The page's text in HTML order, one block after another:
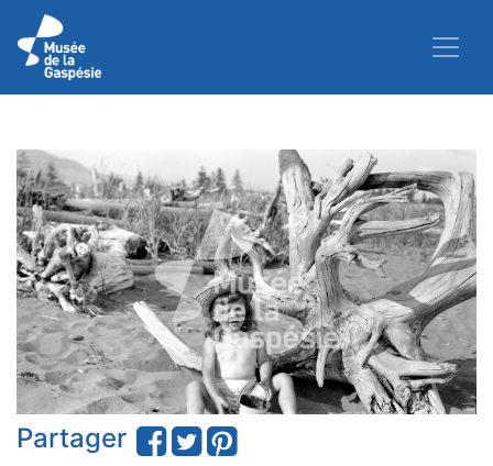
Partager